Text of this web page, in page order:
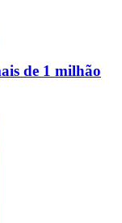
de 1 milhão